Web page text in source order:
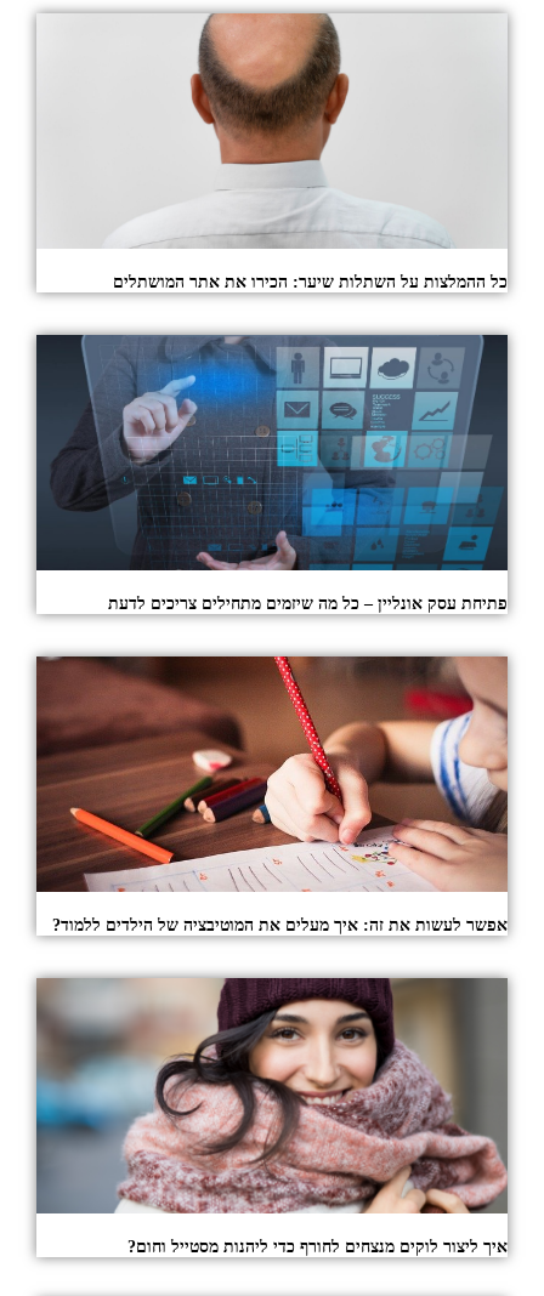
כל ההמלצות על השתלות שיער: הכירו את אתר המושתלים
פתיחת עסק אונליין – כל מה שיזמים מתחילים צריכים לדעת
אפשר לעשות את זה: איך מעלים את המוטיבציה של הילדים ללמוד?
איך ליצור לוקים מנצחים לחורף כדי ליהנות מסטייל וחום?